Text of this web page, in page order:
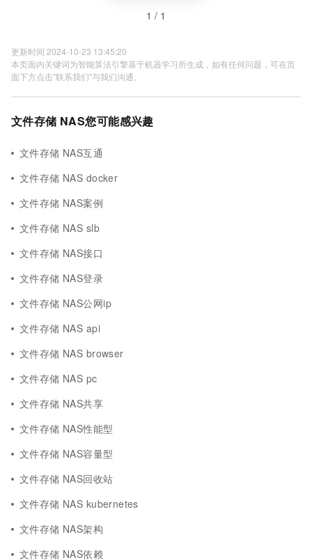
1 / 1
更新时间 2024-10-23 13:45:20
本页面内关键词为智能算法引擎基于机器学习所生成，如有任何问题，可在页
面下方点击"联系我们"与我们沟通。
文件存储 NAS您可能感兴趣
文件存储 NAS互通
文件存储 NAS docker
文件存储 NAS案例
文件存储 NAS slb
文件存储 NAS接口
文件存储 NAS登录
文件存储 NAS公网ip
文件存储 NAS api
文件存储 NAS browser
文件存储 NAS pc
文件存储 NAS共享
文件存储 NAS性能型
文件存储 NAS容量型
文件存储 NAS回收站
文件存储 NAS kubernetes
文件存储 NAS架构
文件存储 NAS依赖